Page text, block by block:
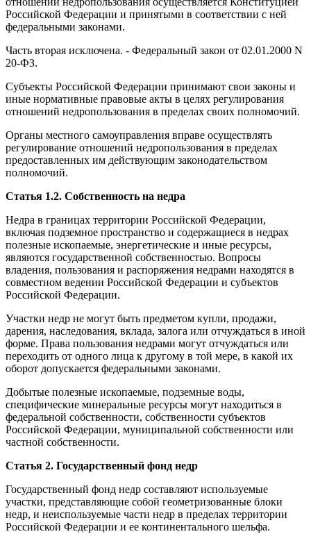
Российской Федерации и принятыми в соответствии с ней
федеральными законами.
Часть вторая исключена. - Федеральный закон от 02.01.2000 N
20-ФЗ.
Субъекты Российской Федерации принимают свои законы и
иные нормативные правовые акты в целях регулирования
отношений недропользования в пределах своих полномочий.
Органы местного самоуправления вправе осуществлять
регулирование отношений недропользования в пределах
предоставленных им действующим законодательством
полномочий.
Статья 1.2. Собственность на недра
Недра в границах территории Российской Федерации,
включая подземное пространство и содержащиеся в недрах
полезные ископаемые, энергетические и иные ресурсы,
являются государственной собственностью. Вопросы
владения, пользования и распоряжения недрами находятся в
совместном ведении Российской Федерации и субъектов
Российской Федерации.
Участки недр не могут быть предметом купли, продажи,
дарения, наследования, вклада, залога или отчуждаться в иной
форме. Права пользования недрами могут отчуждаться или
переходить от одного лица к другому в той мере, в какой их
оборот допускается федеральными законами.
Добытые полезные ископаемые, подземные воды,
специфические минеральные ресурсы могут находиться в
федеральной собственности, собственности субъектов
Российской Федерации, муниципальной собственности или
частной собственности.
Статья 2. Государственный фонд недр
Государственный фонд недр составляют используемые
участки, представляющие собой геометризованные блоки
недр, и неиспользуемые части недр в пределах территории
Российской Федерации и ее континентального шельфа.